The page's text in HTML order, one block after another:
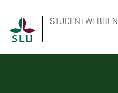
STUDENTWEBBEN